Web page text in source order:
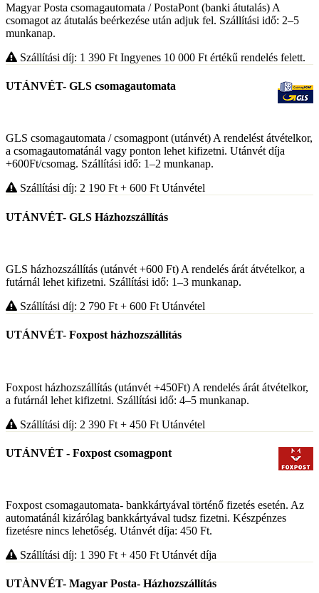
Magyar Posta csomagautomata / PostaPont (banki átutalás) A
csomagot az átutalás beérkezése után adjuk fel. Szállítási idő: 2–5
munkanap.
Szállítási díj: 1 390 Ft Ingyenes 10 000 Ft értékű rendelés felett.
UTÁNVÉT- GLS csomagautomata
GLS csomagautomata / csomagpont (utánvét) A rendelést átvételkor,
a csomagautomatánál vagy ponton lehet kifizetni. Utánvét díja
+600Ft/csomag. Szállítási idő: 1–2 munkanap.
Szállítási díj: 2 190 Ft + 600 FtUtánvétel
UTÁNVÉT- GLS Házhozszállítás
GLS házhozszállítás (utánvét +600 Ft) A rendelés árát átvételkor, a
futárnál lehet kifizetni. Szállítási idő: 1–3 munkanap.
Szállítási díj: 2 790 Ft + 600 Ft Utánvétel
UTÁNVÉT- Foxpost házhozszállítás
Foxpost házhozszállítás (utánvét +450Ft) A rendelés árát átvételkor,
a futárnál lehet kifizetni. Szállítási idő: 4–5 munkanap.
Szállítási díj: 2 390 Ft + 450 Ft Utánvétel
UTÁNVÉT - Foxpost csomagpont
Foxpost csomagautomata- bankkártyával történő fizetés esetén. Az
automatánál kizárólag bankkártyával tudsz fizetni. Készpénzes
fizetésre nincs lehetőség. Utánvét díja: 450 Ft.
Szállítási díj: 1 390 Ft + 450 Ft Utánvét díja
UTÀNVÉT- Magyar Posta- Házhozszállítás